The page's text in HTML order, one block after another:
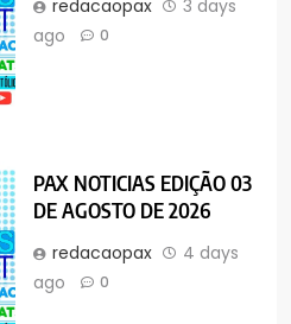
redacaopax
3 days
ago
0
PAX NOTICIAS EDIÇÃO 03
DE AGOSTO DE 2026
redacaopax
4 days
ago
0